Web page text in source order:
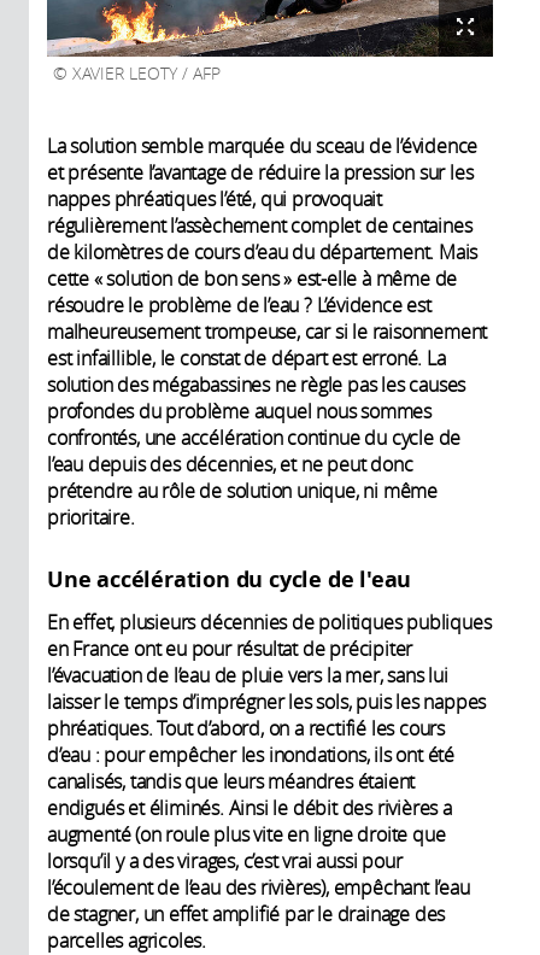
XAVIER LEOTY / AFP
La solution semble marquée du sceau de l’évidence
et présente l’avantage de réduire la pression sur les
nappes phréatiques l’été, qui provoquait
régulièrement l’assèchement complet de centaines
de kilomètres de cours d’eau du département. Mais
cette « solution de bon sens » est-elle à même de
résoudre le problème de l’eau ? L’évidence est
malheureusement trompeuse, car si le raisonnement
est infaillible, le constat de départ est erroné. La
solution des mégabassines ne règle pas les causes
profondes du problème auquel nous sommes
confrontés, une accélération continue du cycle de
l’eau depuis des décennies, et ne peut donc
prétendre au rôle de solution unique, ni même
prioritaire.
Une accélération du cycle de l'eau
En effet, plusieurs décennies de politiques publiques
en France ont eu pour résultat de précipiter
l’évacuation de l’eau de pluie vers la mer, sans lui
laisser le temps d’imprégner les sols, puis les nappes
phréatiques. Tout d’abord, on a rectifié les cours
d’eau : pour empêcher les inondations, ils ont été
canalisés, tandis que leurs méandres étaient
endigués et éliminés. Ainsi le débit des rivières a
augmenté (on roule plus vite en ligne droite que
lorsqu’il y a des virages, c’est vrai aussi pour
l’écoulement de l’eau des rivières), empêchant l’eau
de stagner, un effet amplifié par le drainage des
parcelles agricoles.